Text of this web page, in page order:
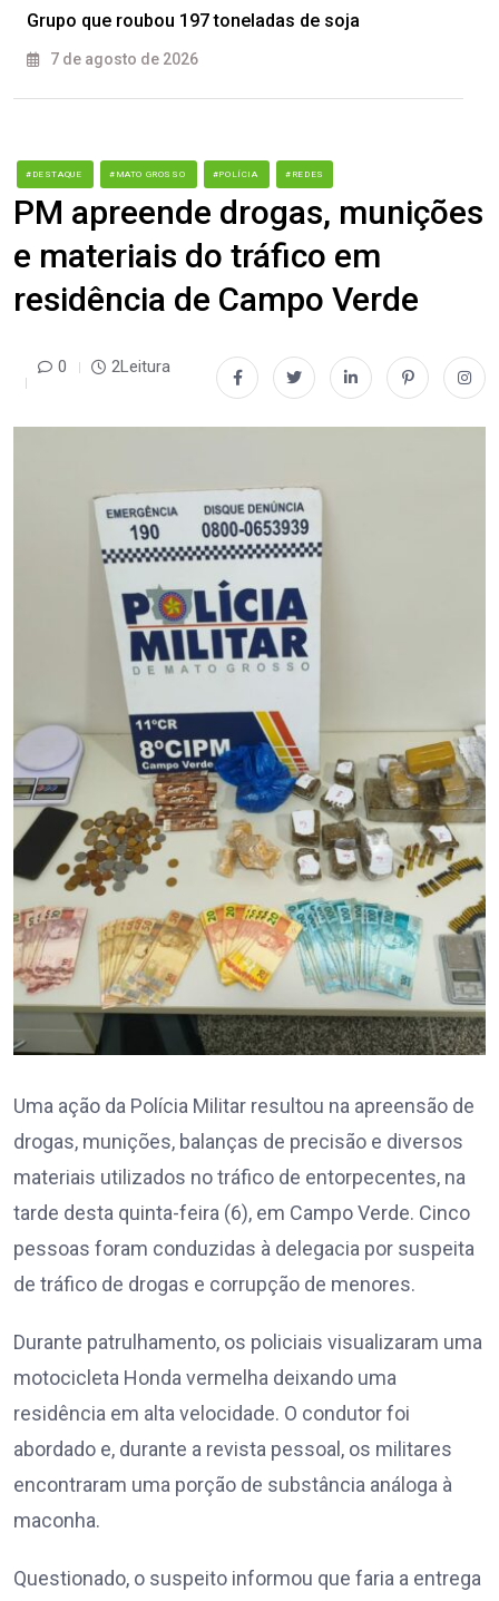
Grupo que roubou 197 toneladas de soja
7 de agosto de 2026
#DESTAQUE #MATO GROSSO #POLÍCIA #REDES
PM apreende drogas, munições
e materiais do tráfico em
residência de Campo Verde
0 2Leitura
Uma ação da Polícia Militar resultou na apreensão de
drogas, munições, balanças de precisão e diversos
materiais utilizados no tráfico de entorpecentes, na
tarde desta quinta-feira (6), em Campo Verde. Cinco
pessoas foram conduzidas à delegacia por suspeita
de tráfico de drogas e corrupção de menores.
Durante patrulhamento, os policiais visualizaram uma
motocicleta Honda vermelha deixando uma
residência em alta velocidade. O condutor foi
abordado e, durante a revista pessoal, os militares
encontraram uma porção de substância análoga à
maconha.
Questionado, o suspeito informou que faria a entrega